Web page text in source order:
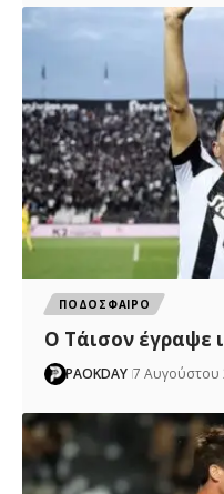
ΠΟΔΟΣΦΑΙΡΟ
Ο Τάισον έγραψε
PAOKDAY 7 Αυγούστου